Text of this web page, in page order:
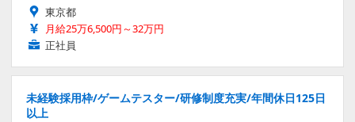
東京都
月給25万6,500円～32万円
正社員
未経験採用枠/ゲームテスター/研修制度充実/年間休日125日
以上